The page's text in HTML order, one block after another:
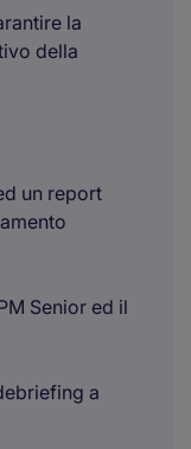
la
della
un report
Senior ed il
a